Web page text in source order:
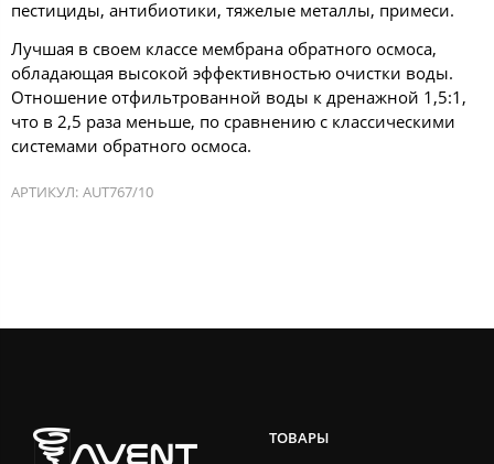
пестициды, антибиотики, тяжелые металлы, примеси.
Лучшая в своем классе мембрана обратного осмоса,
обладающая высокой эффективностью очистки воды.
Отношение отфильтрованной воды к дренажной 1,5:1,
что в 2,5 раза меньше, по сравнению с классическими
системами обратного осмоса.
АРТИКУЛ: AUT767/10
ТОВАРЫ